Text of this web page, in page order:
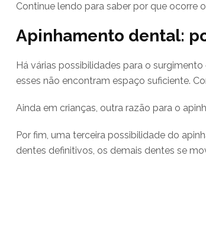
Continue lendo para saber por que ocorre
Apinhamento dental:
Há várias possibilidades para o
esses não encontram espaço suficiente.
Ainda em crianças, outra razão para o
Por fim, uma terceira possibilidade do
dentes definitivos, os demais dentes se